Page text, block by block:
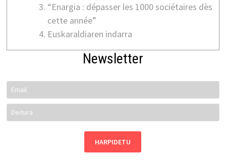
“Enargia : dépasser les 1000 sociétaires dès
cette année”
Euskaraldiaren indarra
Newsletter